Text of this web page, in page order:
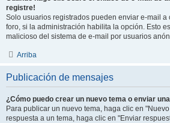
registre!
Solo usuarios registrados pueden enviar e-mail a
foro, si la administración habilita la opción. Esto
malicioso del sistema de e-mail por usuarios
Arriba
Publicación de mensajes
¿Cómo puedo crear un nuevo tema o enviar
Para publicar un nuevo tema, haga clic en
respuesta a un tema, haga clic en "Enviar